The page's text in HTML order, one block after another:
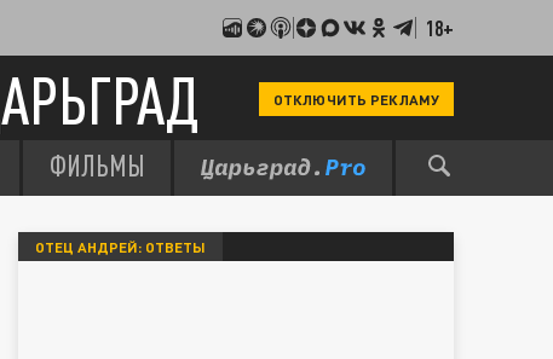
18+
ОТКЛЮЧИТЬ РЕКЛАМУ
ФИЛЬМЫ
ОТЕЦ АНДРЕЙ: ОТВЕТЫ